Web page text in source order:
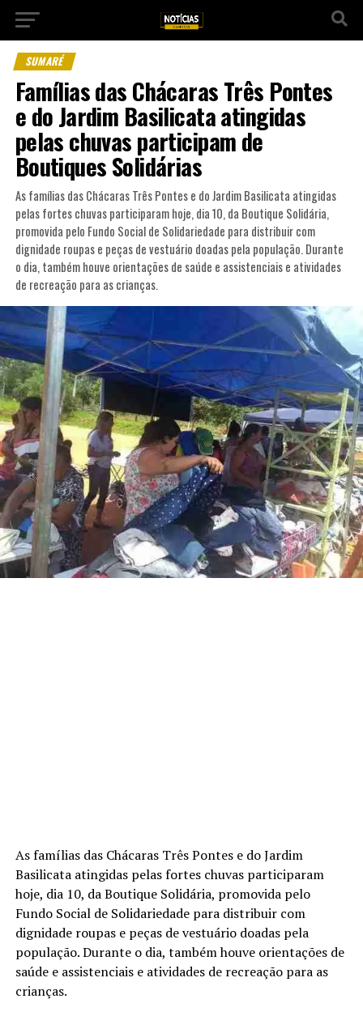
SUMARÉ
Famílias das Chácaras Três Pontes
e do Jardim Basilicata atingidas
pelas chuvas participam de
Boutiques Solidárias
As famílias das Chácaras Três Pontes e do Jardim Basilicata atingidas
pelas fortes chuvas participaram hoje, dia 10, da Boutique Solidária,
promovida pelo Fundo Social de Solidariedade para distribuir com
dignidade roupas e peças de vestuário doadas pela população. Durante
o dia, também houve orientações de saúde e assistenciais e atividades
de recreação para as crianças.
As famílias das Chácaras Três Pontes e do Jardim
Basilicata atingidas pelas fortes chuvas participaram
hoje, dia 10, da Boutique Solidária, promovida pelo
Fundo Social de Solidariedade para distribuir com
dignidade roupas e peças de vestuário doadas pela
população. Durante o dia, também houve orientações de
saúde e assistenciais e atividades de recreação para as
crianças.